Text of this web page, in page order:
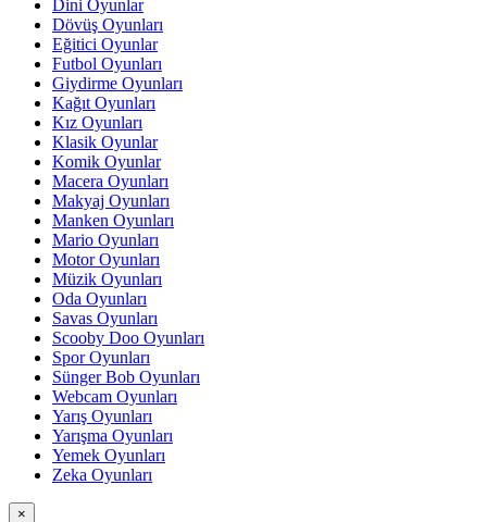
Dini Oyunlar
Dövüş Oyunları
Eğitici Oyunlar
Futbol Oyunları
Giydirme Oyunları
Kağıt Oyunları
Kız Oyunları
Klasik Oyunlar
Komik Oyunlar
Macera Oyunları
Makyaj Oyunları
Manken Oyunları
Mario Oyunları
Motor Oyunları
Müzik Oyunları
Oda Oyunları
Savas Oyunları
Scooby Doo Oyunları
Spor Oyunları
Sünger Bob Oyunları
Webcam Oyunları
Yarış Oyunları
Yarışma Oyunları
Yemek Oyunları
Zeka Oyunları
×